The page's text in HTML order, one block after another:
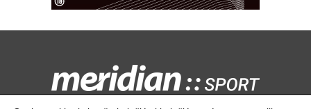
Kontaktirajte nas:redakcija@meridiansport.rs